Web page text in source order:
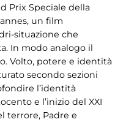
Prix Speciale della
un film
situazione che
In modo analogo il
Volto, potere e identità
secondo sezioni
l’identità
e l’inizio del XXI
terrore, Padre e